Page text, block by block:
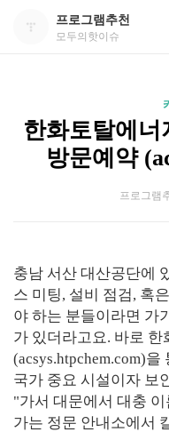
프로그램추천
모두의핫이슈
한화토탈에너
방문예약
프로그램
충남 서산 대산공단에
스 미팅, 설비 점검, 혹
야 하는 분들이라면 가
가 있더라고요. 바로
(acsys.htpchem.com)
국가 중요 시설이자 보
"가서 대문에서 대충
가는 정문 안내소에서